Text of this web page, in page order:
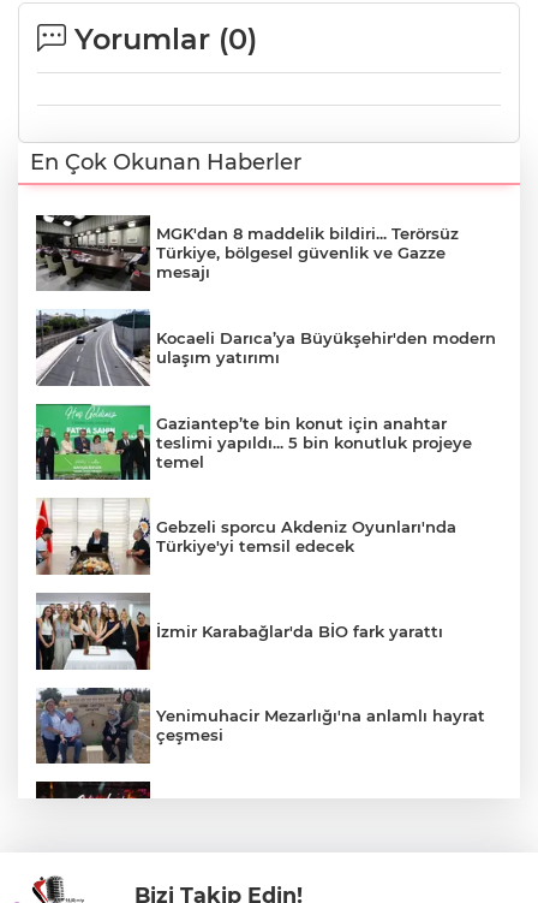
Yorumlar (0)
En Çok Okunan Haberler
MGK'dan 8 maddelik bildiri... Terörsüz
Türkiye, bölgesel güvenlik ve Gazze
mesajı
Kocaeli Darıca’ya Büyükşehir'den modern
ulaşım yatırımı
Gaziantep’te bin konut için anahtar
teslimi yapıldı... 5 bin konutluk projeye
temel
Gebzeli sporcu Akdeniz Oyunları'nda
Türkiye'yi temsil edecek
İzmir Karabağlar'da BİO fark yarattı
Yenimuhacir Mezarlığı'na anlamlı hayrat
çeşmesi
Bizi Takip Edin!